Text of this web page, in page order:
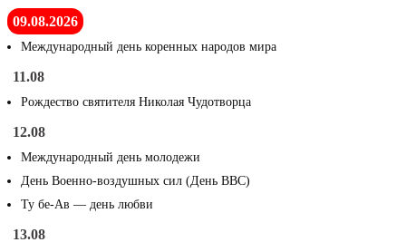
09.08.2026
Международный день коренных народов мира
11.08
Рождество святителя Николая Чудотворца
12.08
Международный день молодежи
День Военно-воздушных сил (День ВВС)
Ту бе-Ав — день любви
13.08